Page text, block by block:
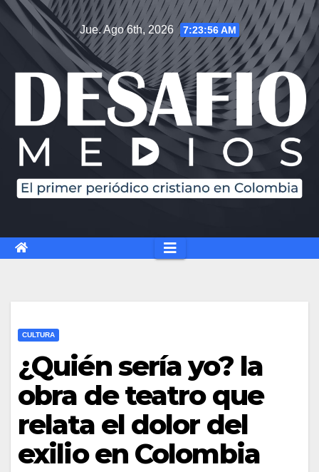
Jue. Ago 6th, 2026 7:23:57 AM
CULTURA
¿Quién sería yo? la
obra de teatro que
relata el dolor del
exilio en Colombia